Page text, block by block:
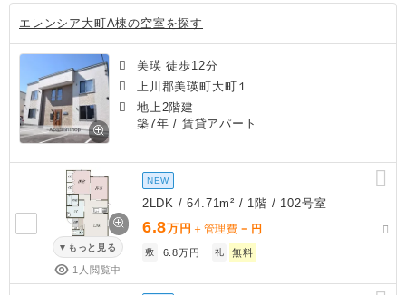
エレンシア大町A棟の空室を探す
美瑛 徒歩12分
上川郡美瑛町大町１
地上2階建
築7年 / 賃貸アパート
もっと見る
1人閲覧中
NEW
2LDK / 64.71m² / 1階 / 102号室
6.8万円 ＋管理費 － 円
敷 6.8万円 礼 無料